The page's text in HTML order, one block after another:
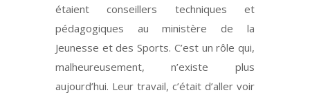
étaient conseillers techniques et
pédagogiques au ministère de la
Jeunesse et des Sports. C’est un rôle qui,
malheureusement, n’existe plus
aujourd’hui. Leur travail, c’était d’aller voir